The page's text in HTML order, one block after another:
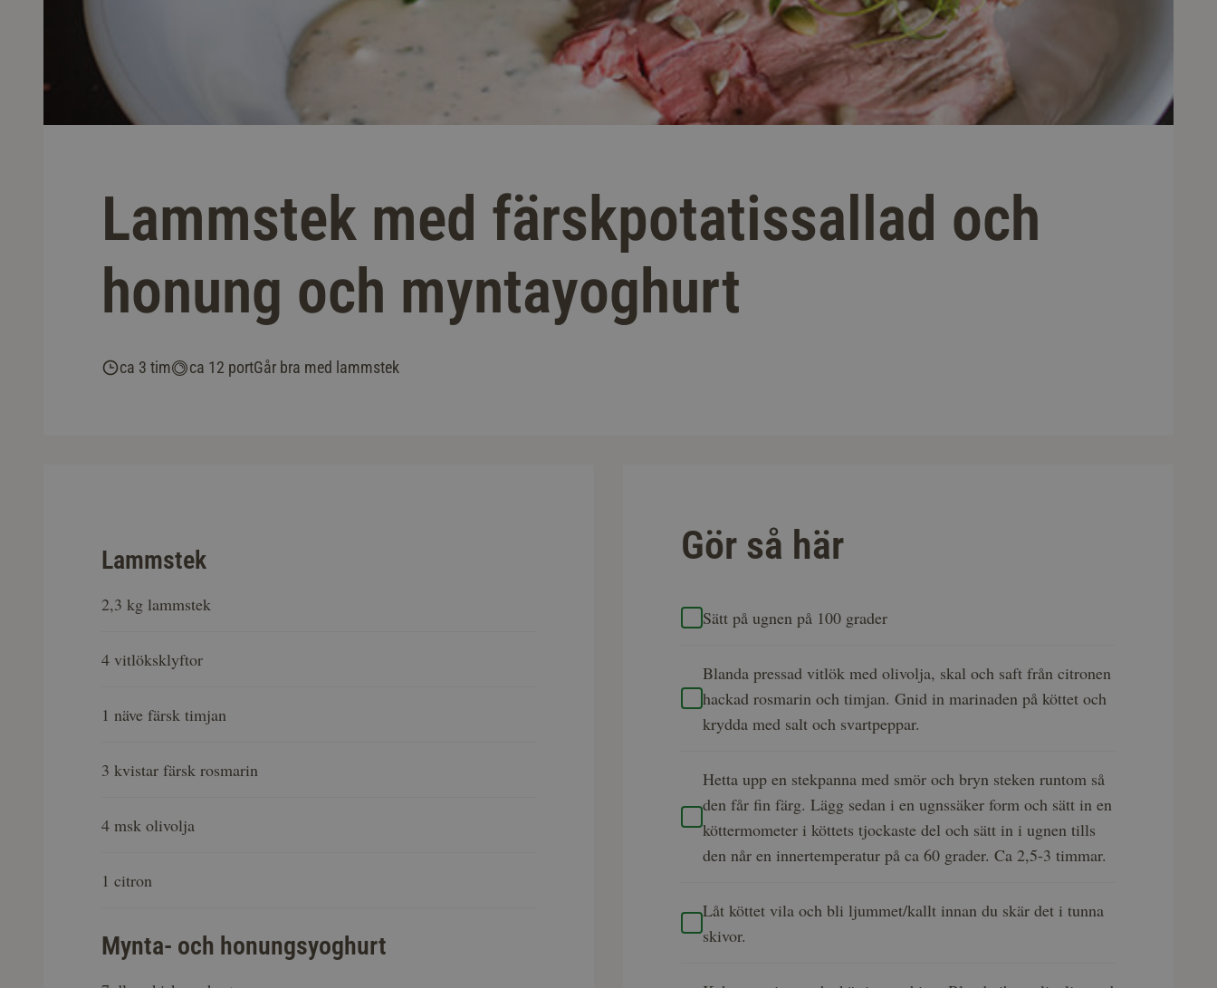
Lammstek med färskpotatissallad och
honung och myntayoghurt
ca 3 tim ca 12 portGår bra med lammstek
Lammstek
2,3 kg lammstek
4 vitlöksklyftor
1 näve färsk timjan
3 kvistar färsk rosmarin
4 msk olivolja
1 citron
Mynta- och honungsyoghurt
Gör så här
Sätt på ugnen på 100 grader
Blanda pressad vitlök med olivolja, skal och saft från citronen
hackad rosmarin och timjan. Gnid in marinaden på köttet och
krydda med salt och svartpeppar.
Hetta upp en stekpanna med smör och bryn steken runtom så
den får fin färg. Lägg sedan i en ugnssäker form och sätt in en
köttermometer i köttets tjockaste del och sätt in i ugnen tills
den når en innertemperatur på ca 60 grader. Ca 2,5-3 timmar.
Låt köttet vila och bli ljummet/kallt innan du skär det i tunna
skivor.